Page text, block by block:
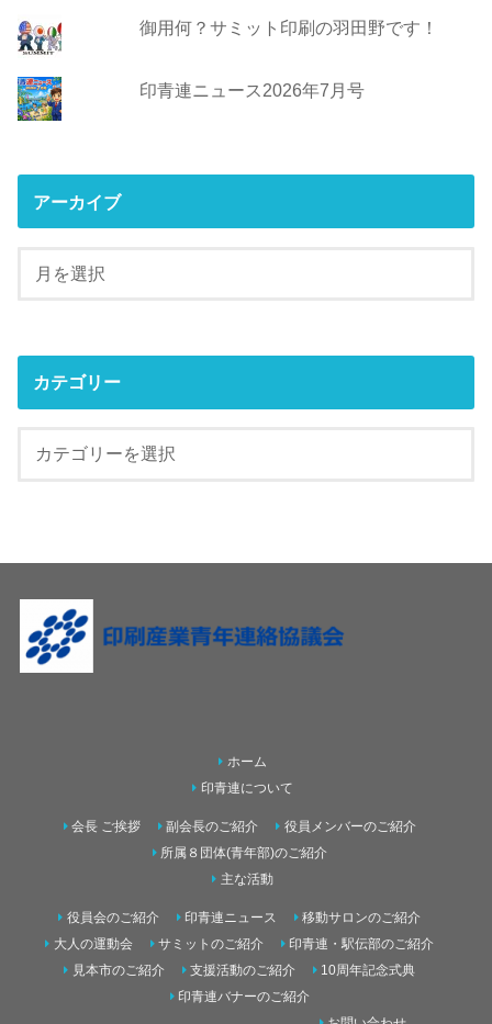
御用何？サミット印刷の羽田野です！
印青連ニュース2026年7月号
アーカイブ
カテゴリー
ホーム
印青連について
会長 ご挨拶 副会長のご紹介
役員メンバーのご紹介
所属８団体(青年部)のご紹介
主な活動
役員会のご紹介 印青連ニュース
移動サロンのご紹介
大人の運動会
サミットのご紹介
印青連・駅伝部のご紹介
見本市のご紹介
支援活動のご紹介
10周年記念式典
印青連バナーのご紹介